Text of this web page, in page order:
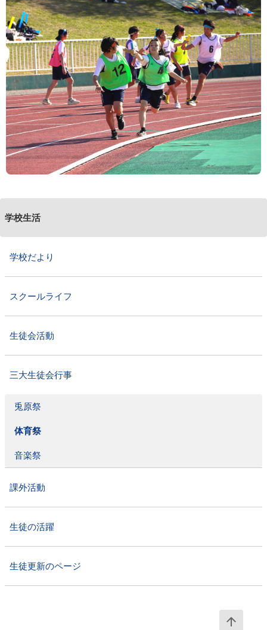
学校生活
学校だより
スクールライフ
生徒会活動
三大生徒会行事
兎原祭
体育祭
音楽祭
課外活動
生徒の活躍
生徒更新のページ